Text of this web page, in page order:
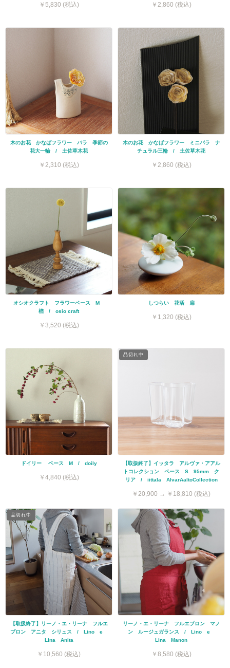
￥5,830 (税込) ￥2,860 (税込)
木のお花 かなばフラワー バラ 季節の
花大一輪 / 土佐草木花
￥2,310 (税込)
木のお花 かなばフラワー ミニバラ ナ
チュラル三輪 / 土佐草木花
￥2,860 (税込)
オシオクラフト フラワーベース M
楢 / osio craft
￥3,520 (税込)
しつらい 花活 扁
￥1,320 (税込)
ドイリー ベース M / doily
￥4,840 (税込)
品切れ中
【取扱終了】イッタラ アルヴァ・アアル
トコレクション ベース S 95mm ク
リア / iittala AlvarAaltoCollection
￥20,900 → ￥18,810 (税込)
品切れ中
【取扱終了】リーノ・エ・リーナ フルエ
プロン アニタ シリュス / Lino e
Lina Anita
￥10,560 (税込)
リーノ・エ・リーナ フルエプロン マノ
ン ルージュガランス / Lino e
Lina Manon
￥8,580 (税込)